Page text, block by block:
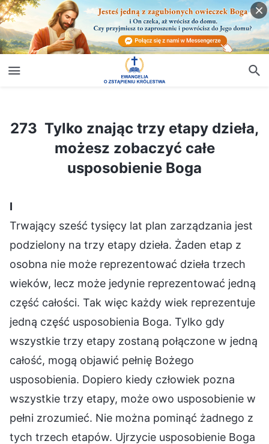
273 Tylko znając trzy etapy dzieła,
możesz zobaczyć całe
usposobienie Boga
Ⅰ
Trwający sześć tysięcy lat plan zarządzania jest
podzielony na trzy etapy dzieła. Żaden etap z
osobna nie może reprezentować dzieła trzech
wieków, lecz może jedynie reprezentować jedną
część całości. Tak więc każdy wiek reprezentuje
jedną część usposobienia Boga. Tylko gdy
wszystkie trzy etapy zostaną połączone w jedną
całość, mogą objawić pełnię Bożego
usposobienia. Dopiero kiedy człowiek pozna
wszystkie trzy etapy, może owo usposobienie w
pełni zrozumieć. Nie można pominąć żadnego z
tych trzech etapów. Ujrzycie usposobienie Boga